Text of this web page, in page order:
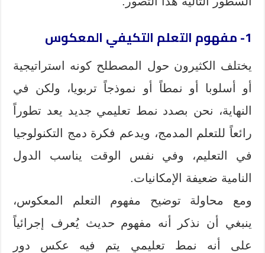
1- مفهوم التعلم التكيفي المعكوس
يختلف الكثيرون حول المصطلح كونه استراتيجية
أو أسلوبا أو نمطاً أو نموذجاً تربويا، ولكن في
النهاية، نحن بصدد نمط تعليمي جديد يعد تطوراً
رائعاً للتعلم المدمج، ويدعم فكرة دمج التكنولوجيا
في التعليم، وفي نفس الوقت يناسب الدول
النامية ضعيفة الإمكانيات.
ومع محاولة توضيح مفهوم التعلم المعكوس،
ينبغي أن نذكر أنه مفهوم حديث يُعرف إجرائياً
على أنه نمط تعليمي يتم فيه عكس دور